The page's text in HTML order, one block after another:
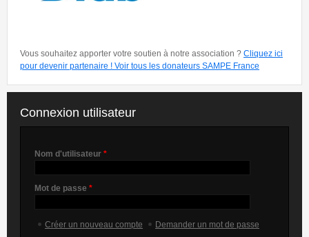
Vous souhaitez apporter votre soutien à notre association ? Cliquez ici
pour devenir partenaire ! Voir tous les donateurs SAMPE France
Connexion utilisateur
Nom d'utilisateur *
Mot de passe *
Créer un nouveau compte Demander un mot de passe